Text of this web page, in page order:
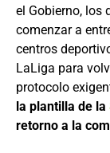
el Gobierno, los
comenzar a
centros
LaLiga para
protocolo
la plantilla de la
retorno a la